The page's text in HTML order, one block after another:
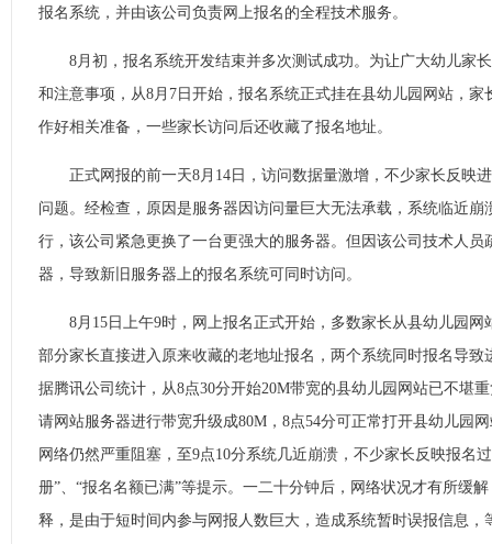
报名系统，并由该公司负责网上报名的全程技术服务。
8月初，报名系统开发结束并多次测试成功。为让广大幼儿家
和注意事项，从8月7日开始，报名系统正式挂在县幼儿园网站，
作好相关准备，一些家长访问后还收藏了报名地址。
正式网报的前一天8月14日，访问数据量激增，不少家长反映
问题。经检查，原因是服务器因访问量巨大无法承载，系统临近崩
行，该公司紧急更换了一台更强大的服务器。但因该公司技术人员
器，导致新旧服务器上的报名系统可同时访问。
8月15日上午9时，网上报名正式开始，多数家长从县幼儿园网
部分家长直接进入原来收藏的老地址报名，两个系统同时报名导致
据腾讯公司统计，从8点30分开始20M带宽的县幼儿园网站已不堪
请网站服务器进行带宽升级成80M，8点54分可正常打开县幼儿园
网络仍然严重阻塞，至9点10分系统几近崩溃，不少家长反映报名
册”、“报名名额已满”等提示。一二十分钟后，网络状况才有所缓
释，是由于短时间内参与网报人数巨大，造成系统暂时误报信息，